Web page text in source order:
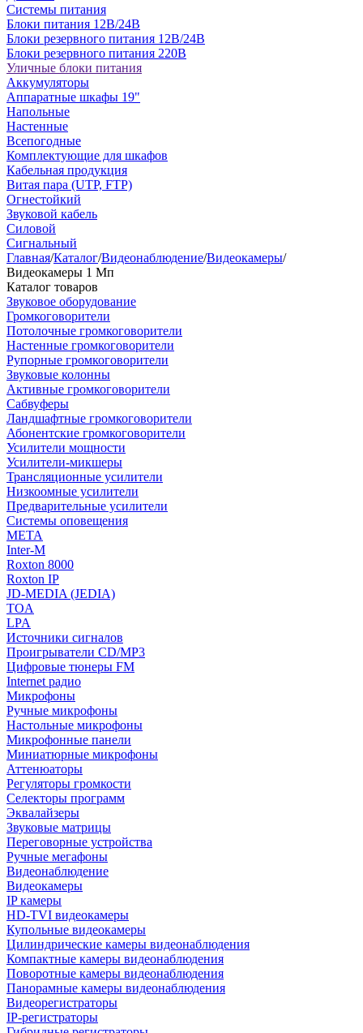
Системы питания
Блоки питания 12В/24В
Блоки резервного питания 12В/24В
Блоки резервного питания 220В
Уличные блоки питания
Аккумуляторы
Аппаратные шкафы 19"
Напольные
Настенные
Всепогодные
Комплектующие для шкафов
Кабельная продукция
Витая пара (UTP, FTP)
Огнестойкий
Звуковой кабель
Силовой
Сигнальный
Главная/Каталог/Видеонаблюдение/Видеокамеры/
Видеокамеры 1 Мп
Каталог товаров
Звуковое оборудование
Громкоговорители
Потолочные громкоговорители
Настенные громкоговорители
Рупорные громкоговорители
Звуковые колонны
Активные громкоговорители
Сабвуферы
Ландшафтные громкоговорители
Абонентские громкоговорители
Усилители мощности
Усилители-микшеры
Трансляционные усилители
Низкоомные усилители
Предварительные усилители
Системы оповещения
МЕТА
Inter-M
Roxton 8000
Roxton IP
JD-MEDIA (JEDIA)
TOA
LPA
Источники сигналов
Проигрыватели CD/MP3
Цифровые тюнеры FM
Internet радио
Микрофоны
Ручные микрофоны
Настольные микрофоны
Микрофонные панели
Миниатюрные микрофоны
Аттенюаторы
Регуляторы громкости
Селекторы программ
Эквалайзеры
Звуковые матрицы
Переговорные устройства
Ручные мегафоны
Видеонаблюдение
Видеокамеры
IP камеры
HD-TVI видеокамеры
Купольные видеокамеры
Цилиндрические камеры видеонаблюдения
Компактные камеры видеонаблюдения
Поворотные камеры видеонаблюдения
Панорамные камеры видеонаблюдения
Видеорегистраторы
IP-регистраторы